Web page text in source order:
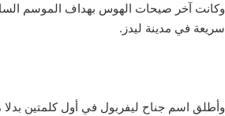
وكانت آخر صيحات الهوس بهداف الموسم
سريعة في مدينة ليدز.
وأطلق اسم جناح ليفربول في أول كلمتين